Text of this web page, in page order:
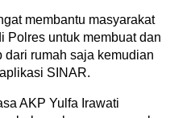
membantu masyarakat
Polres untuk membuat dan
dari rumah saja kemudian
SINAR.
AKP Yulfa Irawati